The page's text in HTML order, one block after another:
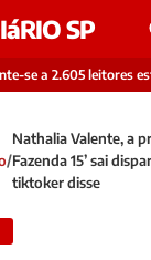
SP
se a 2.605 leitores
/
Nathalia Valente, a
Fazenda 15’ sai
tiktoker disse